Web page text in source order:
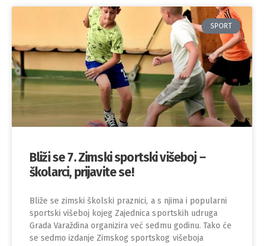
SPORT
Bliži se 7. Zimski sportski višeboj –
školarci, prijavite se!
Bliže se zimski školski praznici, a s njima i popularni
sportski višeboj kojeg Zajednica sportskih udruga
Grada Varaždina organizira već sedmu godinu. Tako će
se sedmo izdanje Zimskog sportskog višeboja